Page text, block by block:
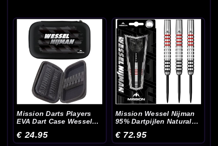
Mission Darts Players
EVA Dart Case Wessel
€ 24.95
Mission Wessel Nijman
95% Dartpijlen Natural
€ 72.95